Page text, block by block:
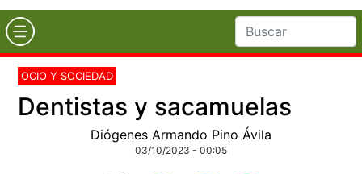
OCIO Y SOCIEDAD
Dentistas y sacamuelas
Diógenes Armando Pino Ávila
03/10/2023 - 00:05